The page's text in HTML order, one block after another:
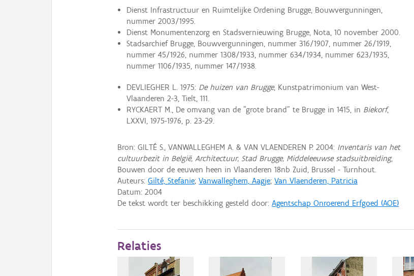
Dienst Infrastructuur en Ruimtelijke Ordening Brugge, Bouwvergunningen,
nummer 2003/1995.
Dienst Monumentenzorg en Stadsvernieuwing Brugge, Nota, 10 november 2000.
Stadsarchief Brugge, Bouwvergunningen, nummer 316/1907, nummer 26/1919,
nummer 45/1926, nummer 1308/1933, nummer 634/1934, nummer 623/1935,
nummer 1106/1935, nummer 147/1938.
DEVLIEGHER L. 1975: De huizen van Brugge, Kunstpatrimonium van West-
Vlaanderen 2-3, Tielt, 111.
RYCKAERT M., De omvang van de "grote brand" te Brugge in 1415, in Biekorf,
LXXVI, 1975-1976, p. 23-29.
Bron: GILTÉ S., VANWALLEGHEM A. & VAN VLAENDEREN P. 2004: Inventaris van het
cultuurbezit in België, Architectuur, Stad Brugge, Middeleeuwse stadsuitbreiding,
Bouwen door de eeuwen heen in Vlaanderen 18nb Zuid, Brussel - Turnhout.
Auteurs:Gilté, Stefanie;Vanwalleghem, Aagje;Van Vlaenderen, Patricia
Datum:2004
De tekst wordt ter beschikking gesteld door:Agentschap Onroerend Erfgoed (AOE)
Relaties